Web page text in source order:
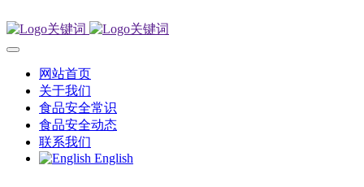
网站首页
关于我们
食品安全常识
食品安全动态
联系我们
English